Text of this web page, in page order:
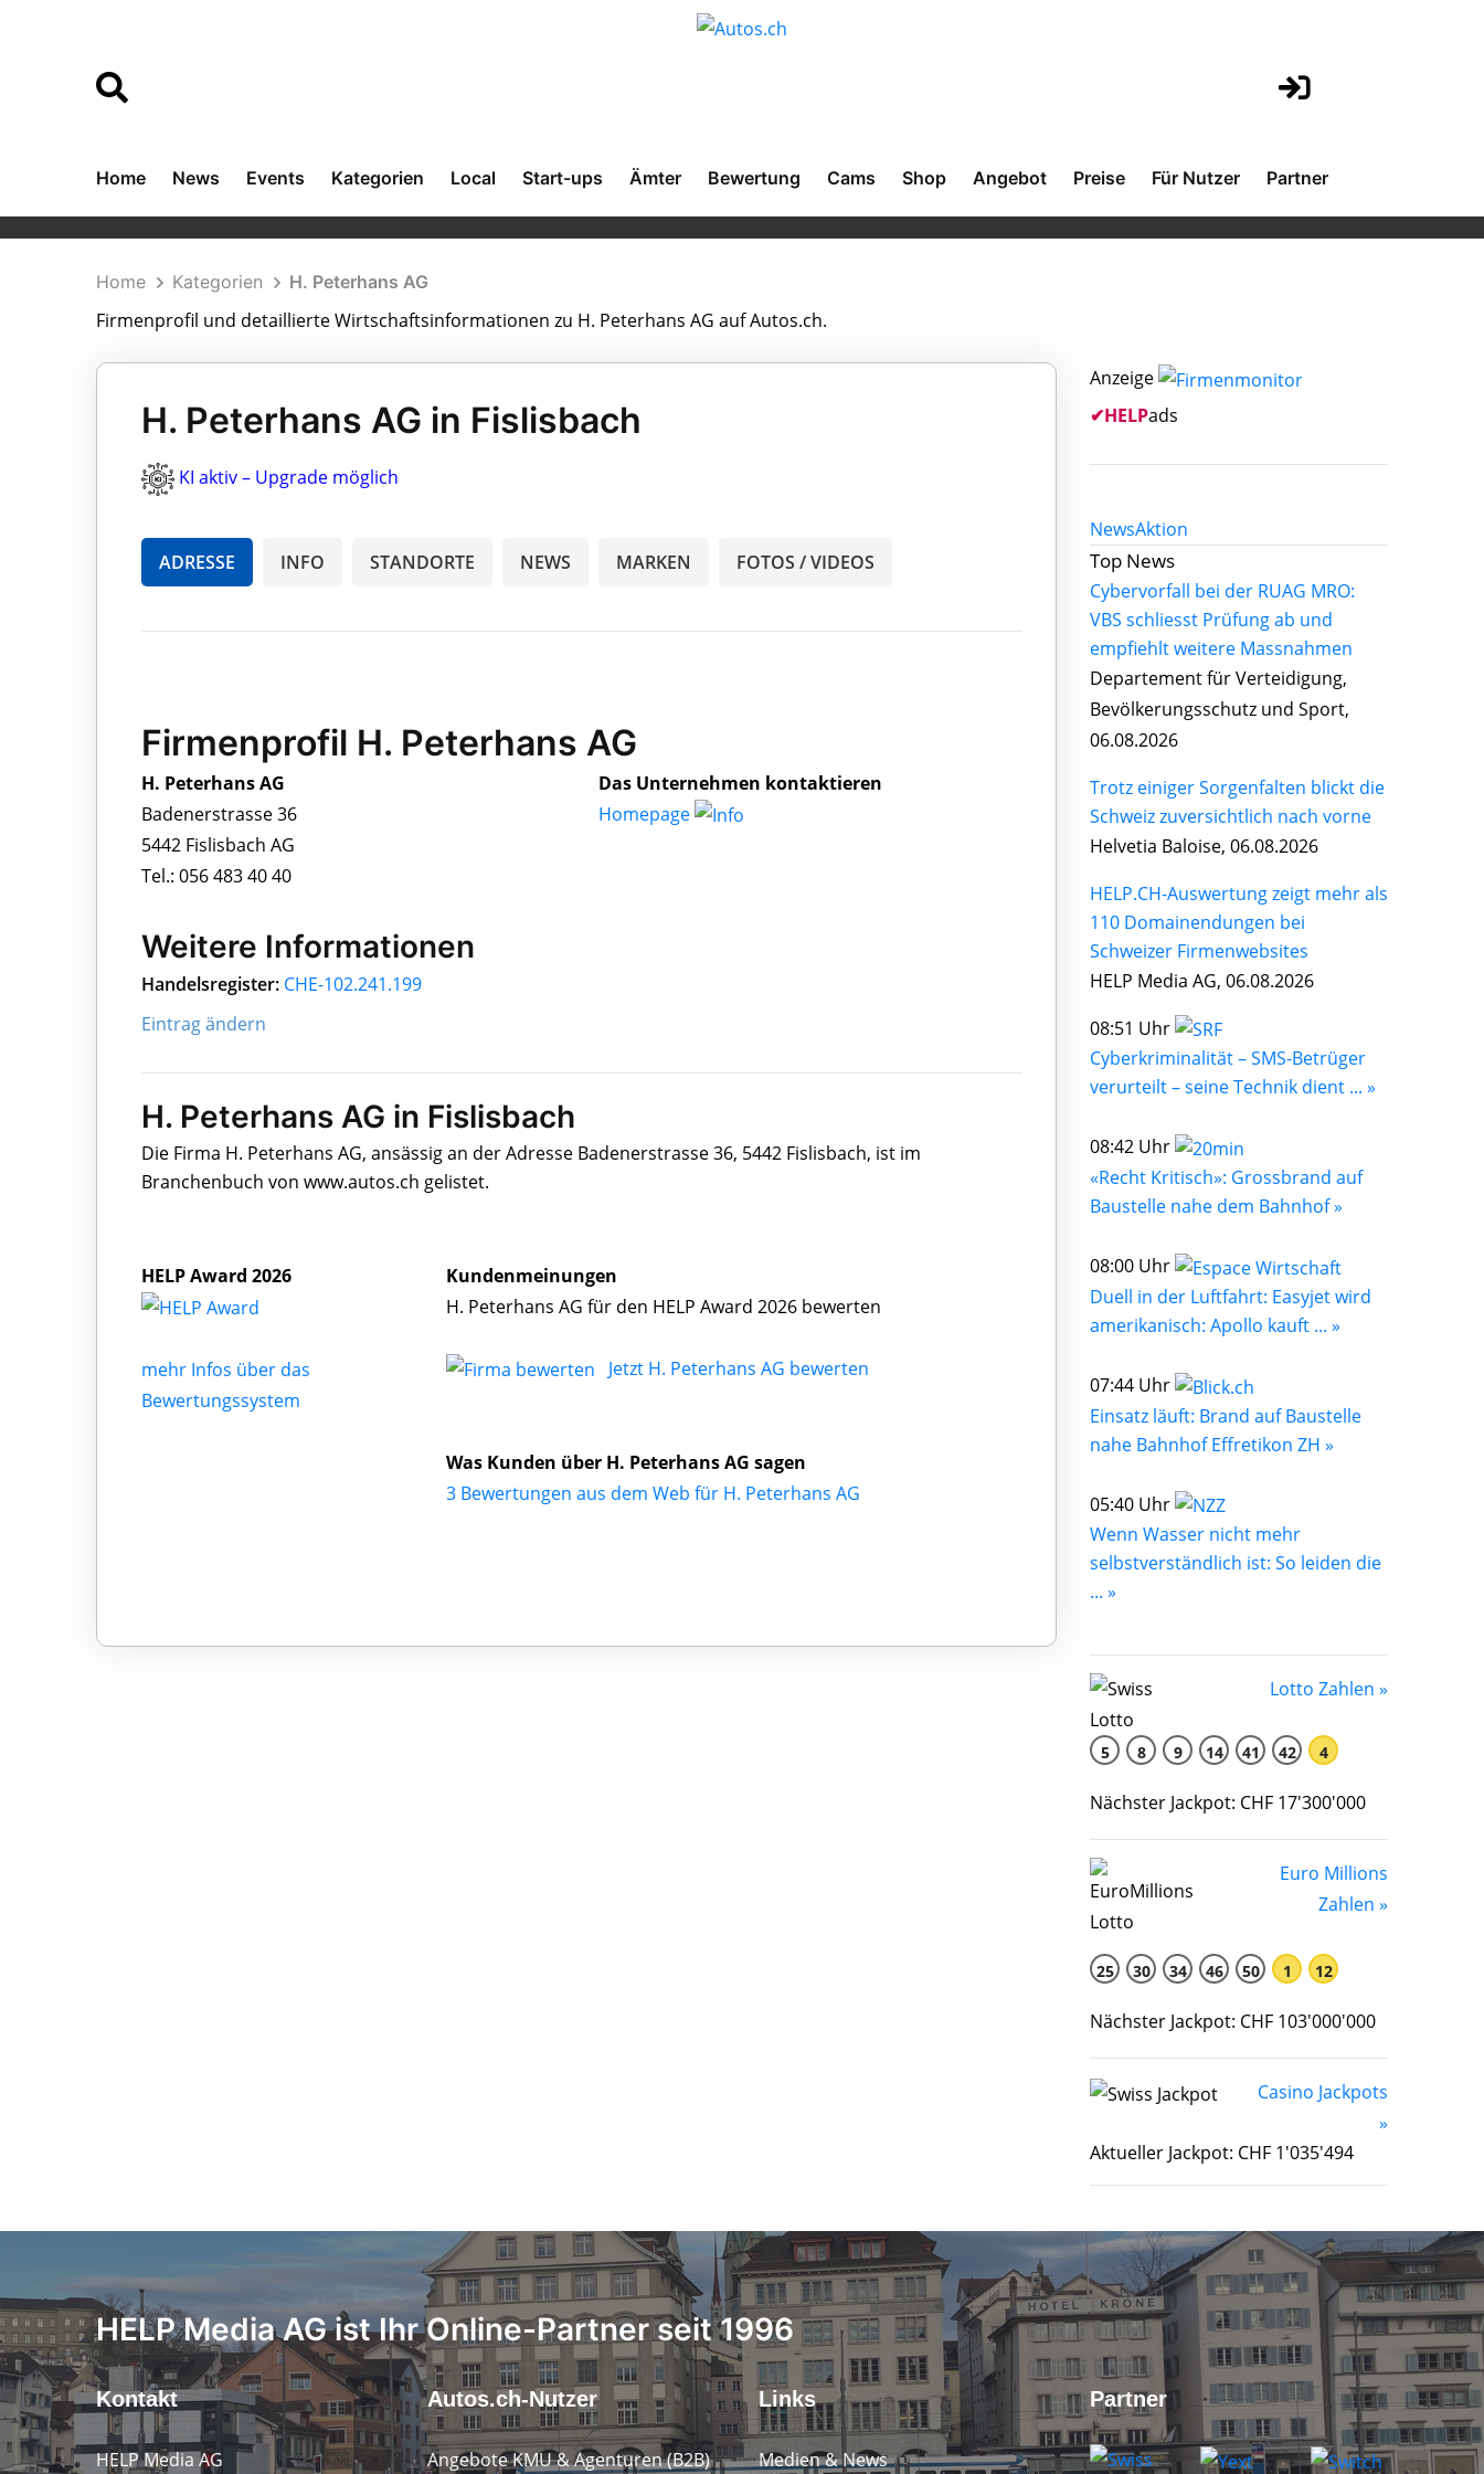
Home News Events Kategorien Local Start-ups Ämter Bewertung Cams Shop Angebot Preise Für Nutzer Partner
Home Kategorien H. Peterhans AG
Firmenprofil und detaillierte Wirtschaftsinformationen zu H. Peterhans AG auf Autos.ch.
H. Peterhans AG in Fislisbach
KI aktiv – Upgrade möglich
ADRESSE INFO STANDORTE NEWS MARKEN FOTOS / VIDEOS
Firmenprofil H. Peterhans AG
H. Peterhans AG
Badenerstrasse 36
5442 Fislisbach AG
Tel.: 056 483 40 40
Das Unternehmen kontaktieren
Homepage
Weitere Informationen
Handelsregister: CHE-102.241.199
Eintrag ändern
H. Peterhans AG in Fislisbach
Die Firma H. Peterhans AG, ansässig an der Adresse Badenerstrasse 36, 5442 Fislisbach, ist im
Branchenbuch von www.autos.ch gelistet.
HELP Award 2026
mehr Infos über das
Bewertungssystem
Kundenmeinungen
H. Peterhans AG für den HELP Award 2026 bewerten
Jetzt H. Peterhans AG bewerten
Was Kunden über H. Peterhans AG sagen
3 Bewertungen aus dem Web für H. Peterhans AG
Anzeige
✔HELPads
NewsAktion
Top News
Cybervorfall bei der RUAG MRO:
VBS schliesst Prüfung ab und
empfiehlt weitere Massnahmen
Departement für Verteidigung,
Bevölkerungsschutz und Sport,
06.08.2026
Trotz einiger Sorgenfalten blickt die
Schweiz zuversichtlich nach vorne
Helvetia Baloise, 06.08.2026
HELP.CH-Auswertung zeigt mehr als
110 Domainendungen bei
Schweizer Firmenwebsites
HELP Media AG, 06.08.2026
08:51 Uhr
Cyberkriminalität – SMS-Betrüger
verurteilt – seine Technik dient ... »
08:42 Uhr
«Recht Kritisch»: Grossbrand auf
Baustelle nahe dem Bahnhof »
08:00 Uhr
Duell in der Luftfahrt: Easyjet wird
amerikanisch: Apollo kauft ... »
07:44 Uhr
Einsatz läuft: Brand auf Baustelle
nahe Bahnhof Effretikon ZH »
05:40 Uhr
Wenn Wasser nicht mehr
selbstverständlich ist: So leiden die
... »
Lotto Zahlen »
5 8 9 14 41 42 4
Nächster Jackpot: CHF 17'300'000
Euro Millions
Zahlen »
25 30 34 46 50 1 12
Nächster Jackpot: CHF 103'000'000
Casino Jackpots
»
Aktueller Jackpot: CHF 1'035'494
HELP Media AG ist Ihr Online-Partner seit 1996
Kontakt
HELP Media AG
Autos.ch-Nutzer
Angebote KMU & Agenturen (B2B)
Links
Medien & News
Partner